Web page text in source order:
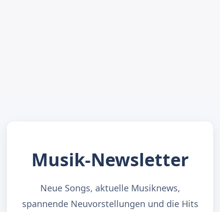
Musik-Newsletter
Neue Songs, aktuelle Musiknews,
spannende Neuvorstellungen und die Hits